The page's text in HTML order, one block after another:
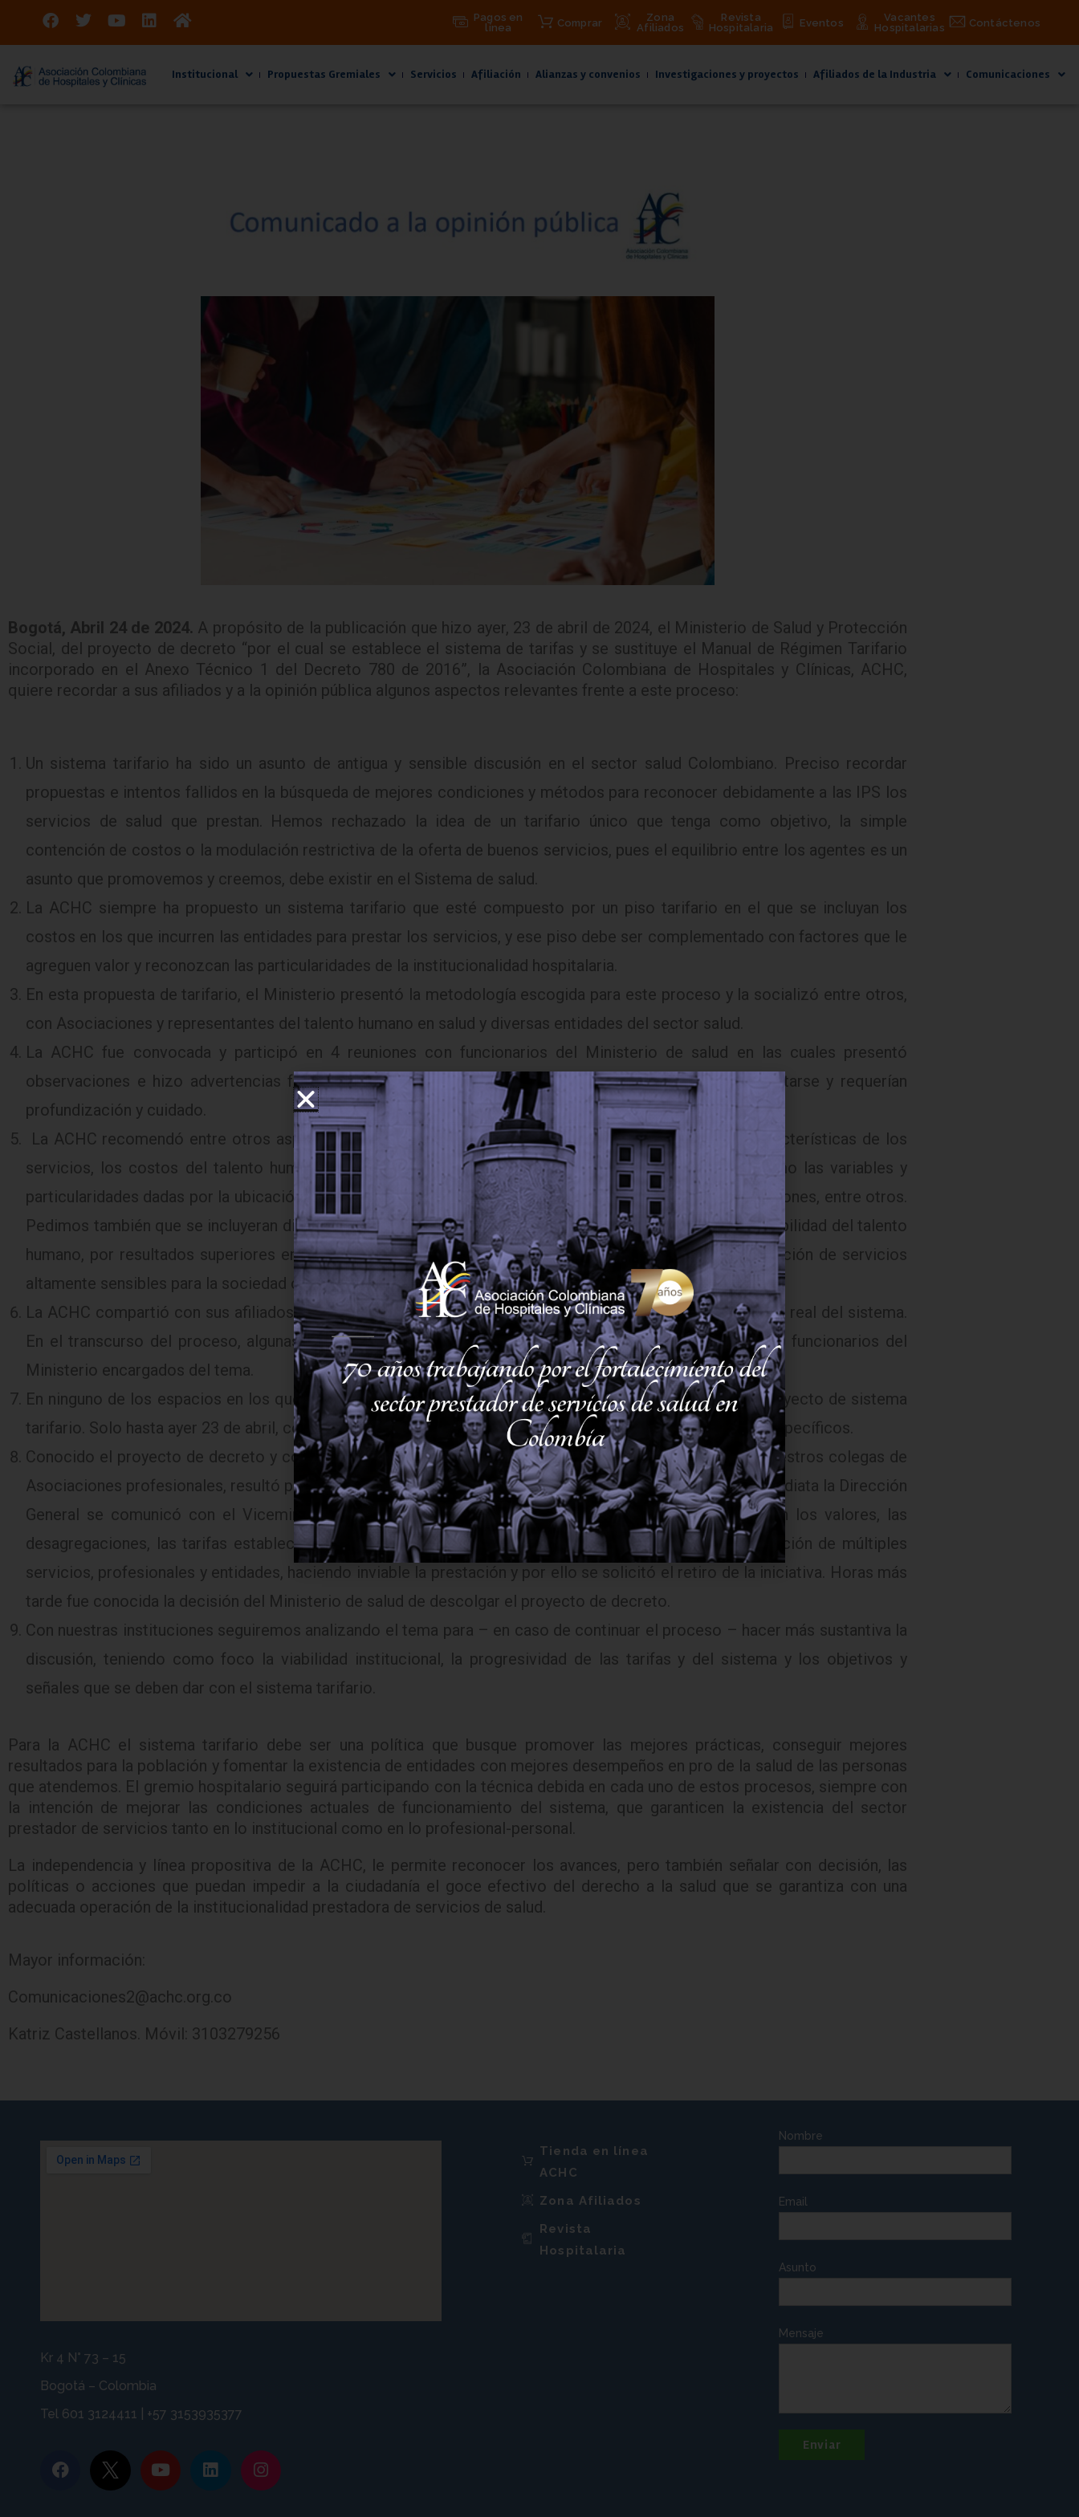
Pagos en
línea
Comprar
Zona
Afiliados
Revista
Hospitalaria
Eventos
Vacantes
Hospitalarias
Contáctenos
Institucional Propuestas Gremiales Servicios Afiliación Alianzas y convenios Investigaciones y proyectos Afiliados de la Industria Comunicaciones
Bogotá, Abril 24 de 2024. A propósito de la publicación que hizo ayer, 23 de abril de 2024, el Ministerio de Salud y Protección
Social, del proyecto de decreto “por el cual se establece el sistema de tarifas y se sustituye el Manual de Régimen Tarifario
incorporado en el Anexo Técnico 1 del Decreto 780 de 2016”, la Asociación Colombiana de Hospitales y Clínicas, ACHC,
quiere recordar a sus afiliados y a la opinión pública algunos aspectos relevantes frente a este proceso:
Un sistema tarifario ha sido un asunto de antigua y sensible discusión en el sector salud Colombiano. Preciso recordar
propuestas e intentos fallidos en la búsqueda de mejores condiciones y métodos para reconocer debidamente a las IPS los
servicios de salud que prestan. Hemos rechazado la idea de un tarifario único que tenga como objetivo, la simple
contención de costos o la modulación restrictiva de la oferta de buenos servicios, pues el equilibrio entre los agentes es un
asunto que promovemos y creemos, debe existir en el Sistema de salud.
La ACHC siempre ha propuesto un sistema tarifario que esté compuesto por un piso tarifario en el que se incluyan los
costos en los que incurren las entidades para prestar los servicios, y ese piso debe ser complementado con factores que le
agreguen valor y reconozcan las particularidades de la institucionalidad hospitalaria.
En esta propuesta de tarifario, el Ministerio presentó la metodología escogida para este proceso y la socializó entre otros,
con Asociaciones y representantes del talento humano en salud y diversas entidades del sector salud.
La ACHC fue convocada y participó en 4 reuniones con funcionarios del Ministerio de salud en las cuales presentó
observaciones e hizo advertencias frente a la metodología y asuntos que considerábamos debían ajustarse y requerían
profundización y cuidado.
La ACHC recomendó entre otros aspectos, que se tuviera en cuenta la complejidad de las IPS, las características de los
servicios, los costos del talento humano, la dotación y gastos de mantenimiento, los insumos, así como las variables y
particularidades dadas por la ubicación geográfica que hacen que un servicio no sea igual en todas las regiones, entre otros.
Pedimos también que se incluyeran diferenciales por acreditación, por actualización tecnológica, por estabilidad del talento
humano, por resultados superiores en calidad y seguridad, por mejores desenlaces sanitarios, por prestación de servicios
altamente sensibles para la sociedad como los de pediatría, ginecobstetricia y salud mental -entre otros-.
La ACHC compartió con sus afiliados las peticiones del Minsalud para allegar información de la operación real del sistema.
En el transcurso del proceso, algunas de nuestras entidades de diferentes regiones fueron visitadas por funcionarios del
Ministerio encargados del tema.
En ninguno de los espacios en los que participó la ACHC, se dieron a conocer detalles numéricos del proyecto de sistema
tarifario. Solo hasta ayer 23 de abril, conocimos las cifras de las UVB relacionadas con los componentes específicos.
Conocido el proyecto de decreto y con los análisis hechos por la ACHC, afiliados de todo el país y de nuestros colegas de
Asociaciones profesionales, resultó por decir lo menos, sorpresiva la propuesta publicada. De manera inmediata la Dirección
General se comunicó con el Viceministerio competente para el tema, para alertar lo que evidenciaban los valores, las
desagregaciones, las tarifas establecidas en el proyecto y lo que significaba esa estructura en la operación de múltiples
servicios, profesionales y entidades, haciendo inviable la prestación y por ello se solicitó el retiro de la iniciativa. Horas más
tarde fue conocida la decisión del Ministerio de salud de descolgar el proyecto de decreto.
Con nuestras instituciones seguiremos analizando el tema para – en caso de continuar el proceso – hacer más sustantiva la
discusión, teniendo como foco la viabilidad institucional, la progresividad de las tarifas y del sistema y los objetivos y
señales que se deben dar con el sistema tarifario.
Para la ACHC el sistema tarifario debe ser una política que busque promover las mejores prácticas, conseguir mejores
resultados para la población y fomentar la existencia de entidades con mejores desempeños en pro de la salud de las personas
que atendemos. El gremio hospitalario seguirá participando con la técnica debida en cada uno de estos procesos, siempre con
la intención de mejorar las condiciones actuales de funcionamiento del sistema, que garanticen la existencia del sector
prestador de servicios tanto en lo institucional como en lo profesional-personal.
La independencia y línea propositiva de la ACHC, le permite reconocer los avances, pero también señalar con decisión, las
políticas o acciones que puedan impedir a la ciudadanía el goce efectivo del derecho a la salud que se garantiza con una
adecuada operación de la institucionalidad prestadora de servicios de salud.
Mayor información:
Comunicaciones2@achc.org.co
Katriz Castellanos. Móvil: 3103279256
Kr 4 N° 73 – 15
Bogotá – Colombia
Tel 601 3124411 | +57 3153935377
Tienda en línea
ACHC
Zona Afiliados
Revista
Hospitalaria
Nombre
Email
Asunto
Mensaje